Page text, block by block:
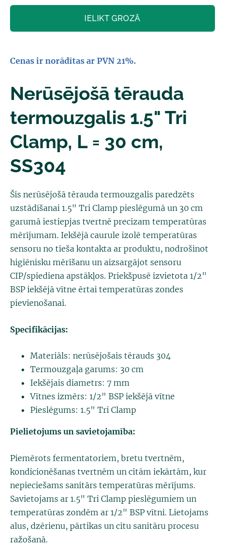
IELIKT GROZĀ
Cenas ir norādītas ar PVN 21%.
Nerūsējošā tērauda
termouzgalis 1.5" Tri
Clamp, L = 30 cm,
SS304
Šis nerūsējošā tērauda termouzgalis paredzēts
uzstādīšanai 1.5" Tri Clamp pieslēgumā un 30 cm
garumā iestiepjas tvertnē precīzam temperatūras
mērījumam. Iekšējā caurule izolē temperatūras
sensoru no tieša kontakta ar produktu, nodrošinot
higiēnisku mērīšanu un aizsargājot sensoru
CIP/spiediena apstākļos. Priekšpusē izvietota 1/2"
BSP iekšējā vītne ērtai temperatūras zondes
pievienošanai.
Specifikācijas:
Materiāls: nerūsējošais tērauds 304
Termouzgaļa garums: 30 cm
Iekšējais diametrs: 7 mm
Vītnes izmērs: 1/2" BSP iekšējā vītne
Pieslēgums: 1.5" Tri Clamp
Pielietojums un savietojamība:
Piemērots fermentatoriem, bretu tvertnēm,
kondicionēšanas tvertnēm un citām iekārtām, kur
nepieciešams sanitārs temperatūras mērījums.
Savietojams ar 1.5" Tri Clamp pieslēgumiem un
temperatūras zondēm ar 1/2" BSP vītni. Lietojams
alus, dzērienu, pārtikas un citu sanitāru procesu
ražošanā.